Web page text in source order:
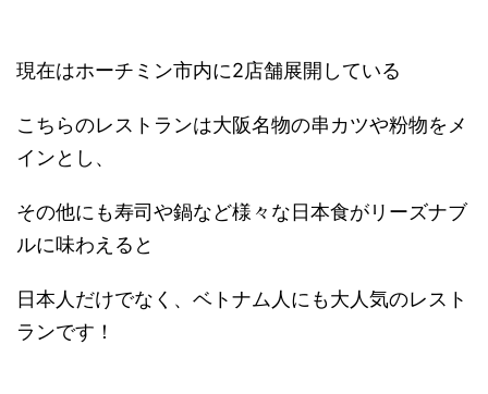
現在はホーチミン市内に2店舗展開している
こちらのレストランは大阪名物の串カツや粉物をメ
インとし、
その他にも寿司や鍋など様々な日本食がリーズナブ
ルに味わえると
日本人だけでなく、ベトナム人にも大人気のレスト
ランです！